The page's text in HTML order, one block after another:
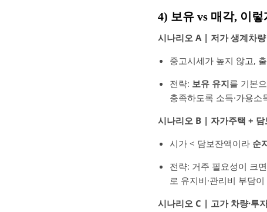
4) 보유 vs 매각, 이
시나리오 A | 저가 생계차
중고시세가 높지 않고,
전략: 보유 유지를 기본
충족하도록 소득·가용소
시나리오 B | 자가주택 +
시가 < 담보잔액이라 순
전략: 거주 필요성이 크면
로 유지비·관리비 부담
시나리오 C | 고가 차량·투